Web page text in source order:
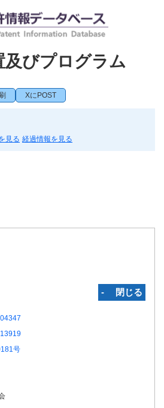
及びプログラム
XにPOST
見る 経過情報を見る
‐ 閉じる
号